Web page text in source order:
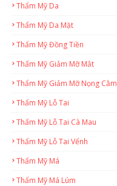
Thẩm Mỹ Da
Thẩm Mỹ Da Mặt
Thẩm Mỹ Đồng Tiền
Thẩm Mỹ Giảm Mỡ Mắt
Thẩm Mỹ Giảm Mỡ Nọng Cằm
Thẩm Mỹ Lỗ Tai
Thẩm Mỹ Lỗ Tai Cà Mau
Thẩm Mỹ Lỗ Tai Vểnh
Thẩm Mỹ Má
Thẩm Mỹ Má Lúm